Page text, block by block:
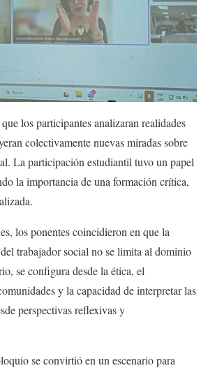
los participantes analizaran realidades
colectivamente nuevas miradas sobre
La participación estudiantil tuvo un papel
la importancia de una formación crítica,
los ponentes coincidieron en que la
trabajador social no se limita al dominio
se configura desde la ética, el
y la capacidad de interpretar las
perspectivas reflexivas y
se convirtió en un escenario para